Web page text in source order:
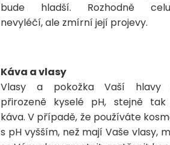
bude hladší. Rozhodně
nevyléčí, ale zmírní její projevy.
Káva a vlasy
Vlasy a pokožka Vaší hlavy
přirozeně kyselé pH, stejně tak
káva. V případě, že používáte
s pH vyšším, než mají Vaše vlasy,